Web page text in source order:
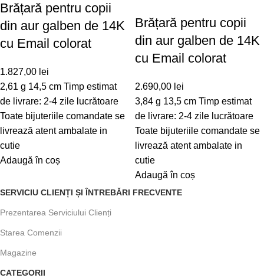
Brățară pentru copii
din aur galben de 14K
cu Email colorat
1.827,00 lei
2,61 g 14,5 cm Timp estimat
de livrare: 2-4 zile lucrătoare
Toate bijuteriile comandate se
livrează atent ambalate in
cutie
Adaugă în coș
Brățară pentru copii
din aur galben de 14K
cu Email colorat
2.690,00 lei
3,84 g 13,5 cm Timp estimat
de livrare: 2-4 zile lucrătoare
Toate bijuteriile comandate se
livrează atent ambalate in
cutie
Adaugă în coș
SERVICIU CLIENȚI ȘI ÎNTREBĂRI FRECVENTE
Prezentarea Serviciului Clienți
Starea Comenzii
Magazine
CATEGORII